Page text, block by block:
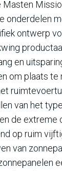
onderdelen
ontwerp
en
om plaats te
van het
de extreme
op ruim
van